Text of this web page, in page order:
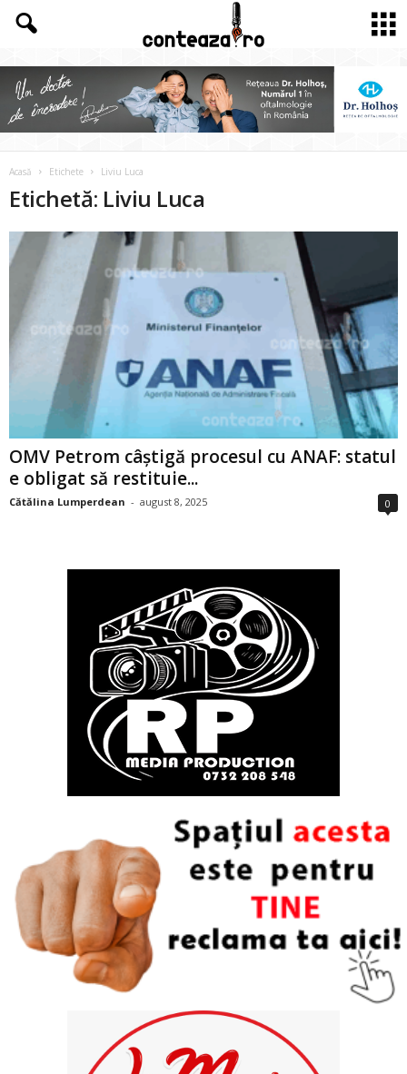
Acasă Etichete Liviu Luca
Etichetă: Liviu Luca
OMV Petrom câștigă procesul cu ANAF: statul
e obligat să restituie...
Cătălina Lumperdean - august 8, 2025 0